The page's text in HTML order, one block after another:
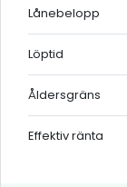
Lånebelopp
Löptid
Åldersgräns
Effektiv ränta